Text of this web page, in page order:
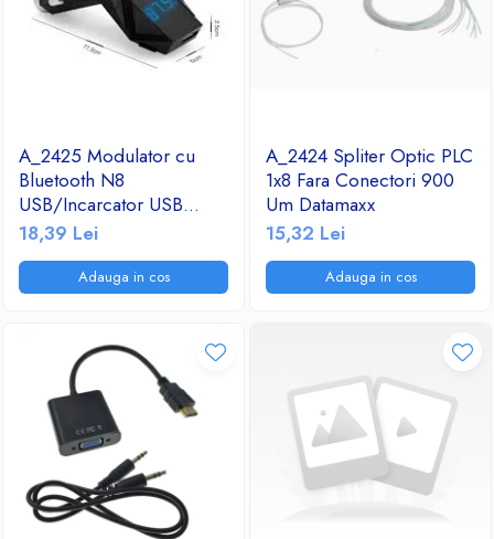
A_2425 Modulator cu
Bluetooth N8
USB/Incarcator USB
2.1A/TF/FM Radio
18,39 Lei
Adauga in cos
A_2424 Spliter Optic PLC
1x8 Fara Conectori 900
Um Datamaxx
15,32 Lei
Adauga in cos